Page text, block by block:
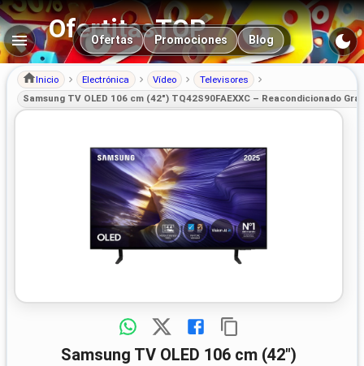
OfertitasTOP
Navegación principal
Ofertas Promociones Blog
Inicio Electrónica Vídeo
Televisores
Samsung TV OLED 106 cm (42") TQ42S90FAEXXC – Reacondicionado
Samsung TV OLED 106 cm (42")